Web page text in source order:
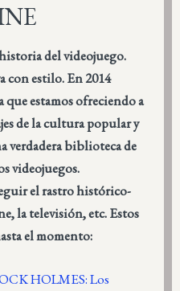
del videojuego.
con estilo. En 2014
que estamos ofreciendo a
de la cultura popular y
verdadera biblioteca de
videojuegos.
el rastro histórico-
la televisión, etc. Estos
el momento:
HOLMES: Los